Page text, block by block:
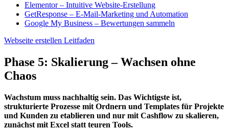
Elementor – Intuitive Website-Erstellung
GetResponse – E-Mail-Marketing und Automation
Google My Business – Bewertungen sammeln
Webseite erstellen Leitfaden
Phase 5: Skalierung – Wachsen ohne
Chaos
Wachstum muss nachhaltig sein. Das Wichtigste ist,
strukturierte Prozesse mit Ordnern und Templates für Projekte
und Kunden zu etablieren und nur mit Cashflow zu skalieren,
zunächst mit Excel statt teuren Tools.